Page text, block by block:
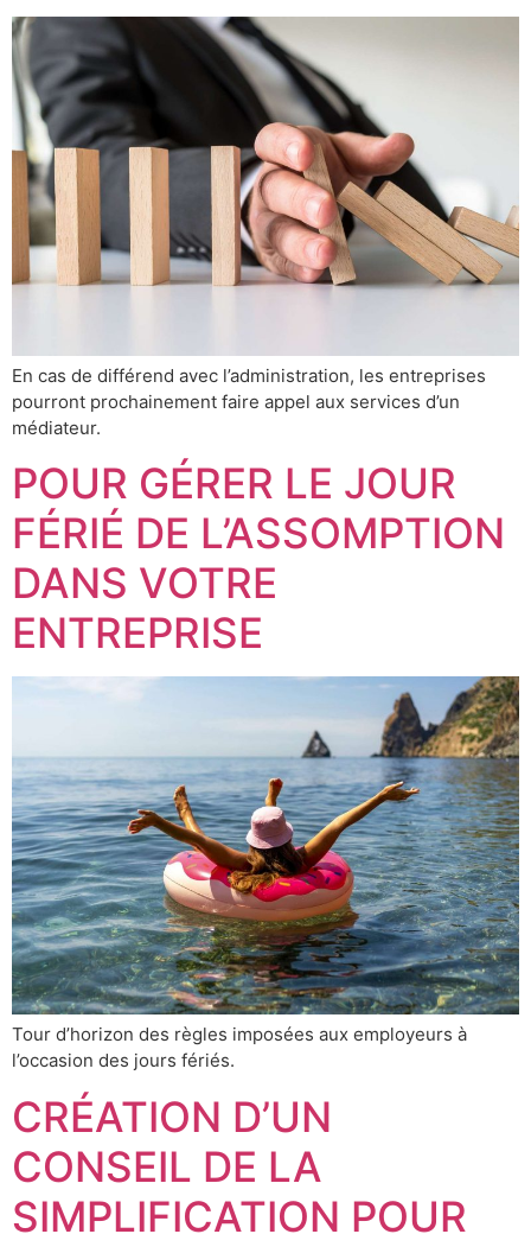
En cas de différend avec l’administration, les entreprises
pourront prochainement faire appel aux services d’un
médiateur.
POUR GÉRER LE JOUR
FÉRIÉ DE L’ASSOMPTION
DANS VOTRE
ENTREPRISE
Tour d’horizon des règles imposées aux employeurs à
l’occasion des jours fériés.
CRÉATION D’UN
CONSEIL DE LA
SIMPLIFICATION POUR